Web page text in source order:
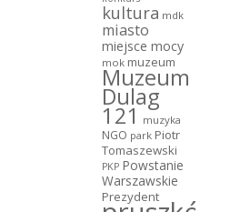
kultura mdk
miasto
miejsce mocy
mok muzeum
Muzeum
Dulag
121 muzyka
NGO park Piotr
Tomaszewski
PKP Powstanie
Warszawskie
Prezydent